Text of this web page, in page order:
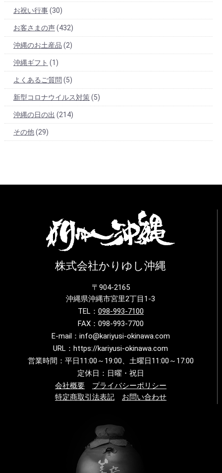
お祝い行事(30)
お客さまの声(432)
沖縄のお土産品 (2)
沖縄ギフト (1)
よくあるご質問 (5)
新型コロナウイルス対策(5)
沖縄の日の出 (214)
その他(29)
株式会社かりゆし沖縄
〒904-2165
沖縄県沖縄市宮里2丁目1-3
TEL： 098-993-7100
FAX：098-993-7700
E-mail：info@kariyusi-okinawa.com
URL：https://kariyusi-okinawa.com
営業時間：平日11:00～19:00、土曜日11:00～17:00
定休日：日曜・祝日
会社概要
プライバシーポリシー
特定商取引法表記
お問い合わせ